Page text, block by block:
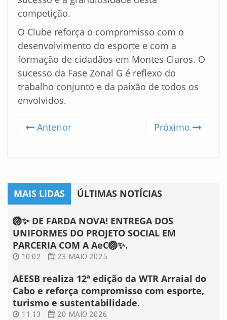
competição.
O Clube reforça o compromisso com o
desenvolvimento do esporte e com a
formação de cidadãos em Montes Claros. O
sucesso da Fase Zonal G é reflexo do
trabalho conjunto e da paixão de todos os
envolvidos.
Anterior Próximo
MAIS LIDAS ÚLTIMAS NOTÍCIAS
🏐✨ DE FARDA NOVA! ENTREGA DOS
UNIFORMES DO PROJETO SOCIAL EM
PARCERIA COM A AeC🏐✨.
10:02 23 MAIO 2025
AEESB realiza 12ª edição da WTR Arraial do
Cabo e reforça compromisso com esporte,
turismo e sustentabilidade.
11:13 20 MAIO 2026